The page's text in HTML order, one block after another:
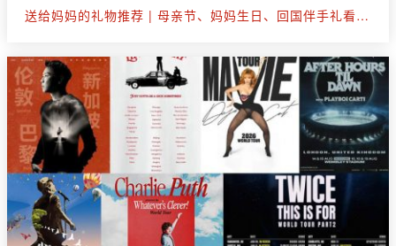
送给妈妈的礼物推荐 | 母亲节、妈妈生日、回国伴手礼看这篇就够了